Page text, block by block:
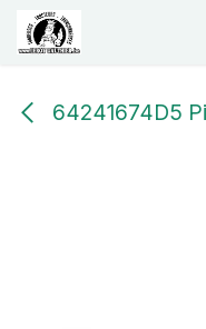
Se rendre au contenu
64241674D5